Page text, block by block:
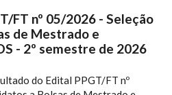
FT nº 05/2026 - Seleção
de Mestrado e
- 2º semestre de 2026
do Edital PPGT/FT nº